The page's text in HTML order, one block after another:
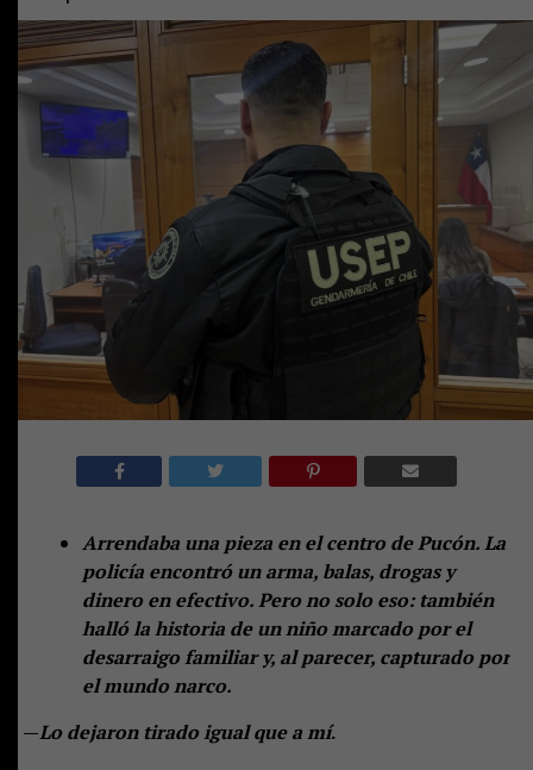
Arrendaba una pieza en el centro de Pucón. La
policía encontró un arma, balas, drogas y
dinero en efectivo. Pero no solo eso: también
halló la historia de un niño marcado por el
desarraigo familiar y, al parecer, capturado por
el mundo narco.
—Lo dejaron tirado igual que a mí.